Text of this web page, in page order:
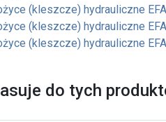
(kleszcze) hydrauliczne
(kleszcze) hydrauliczne
(kleszcze) hydrauliczne
do tych